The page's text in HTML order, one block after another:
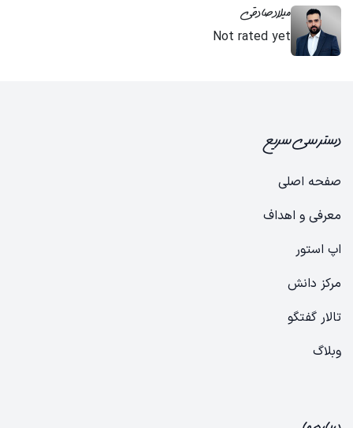
میلاد صادقی
Not rated yet
دسترسی سریع
صفحه اصلی
معرفی و اهداف
​​​​​​​ا​​پ​ ا​س​ت​ور​
​​​​​مرک​​ز​ ​دا​نش
​​​​تالار ​گ​ف​تگ​و
​​​و​ب​لا​گ